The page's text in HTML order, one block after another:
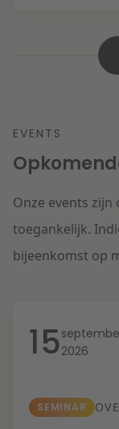
EVENTS
Onze events
toegankelijk.
bijeenkomst op
152026
SEMINAR